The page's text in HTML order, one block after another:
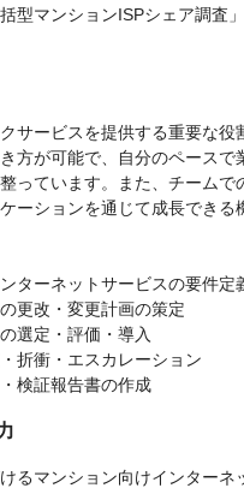
型マンションISPシェア調査
サービスを提供する重要な役
方が可能で、自分のペースで
っています。また、チームで
ーションを通じて成長できる
ターネットサービスの要件定
更改・変更計画の策定
選定・評価・導入
折衝・エスカレーション
検証報告書の作成
るマンション向けインターネ